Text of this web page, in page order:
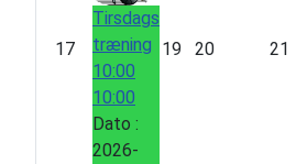
17
Tirsdags
træning
10:00
10:00
Dato :
2026-
19 20 21